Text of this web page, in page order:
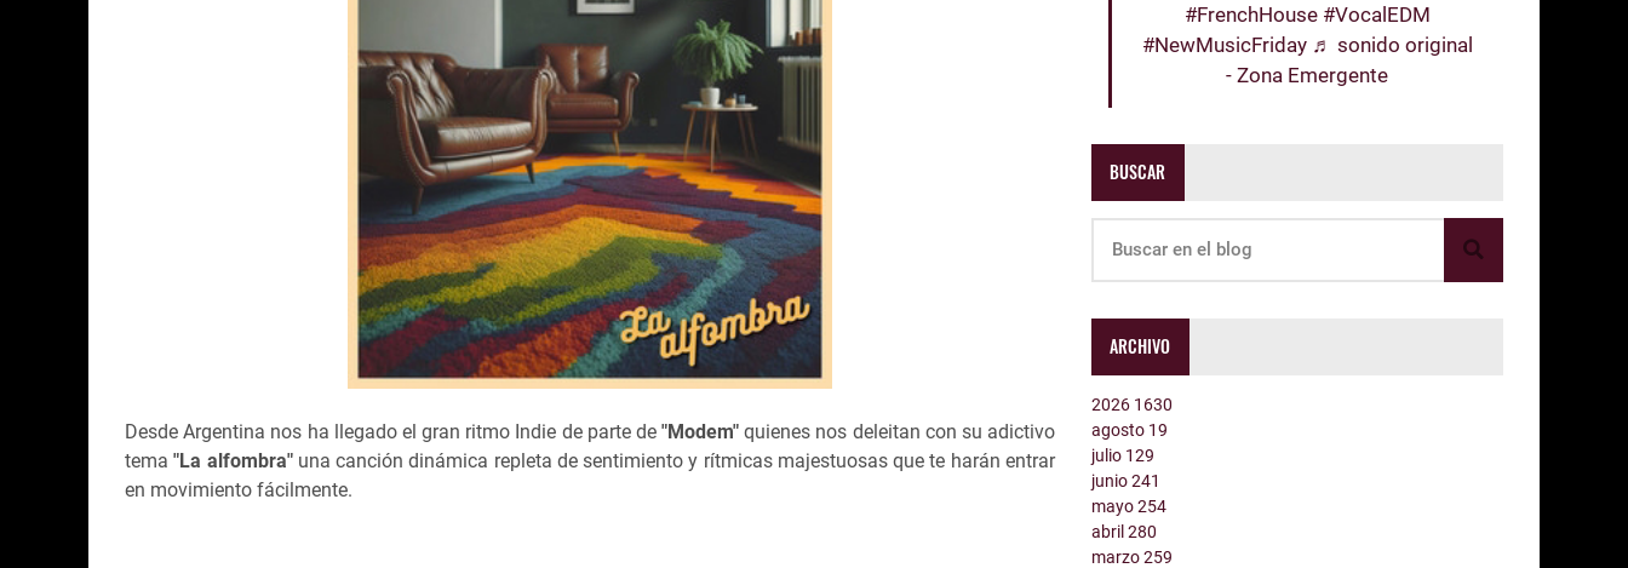
Desde Argentina nos ha llegado el gran ritmo Indie de parte de "Modem"quienes nos deleitan con su adictivo
tema"La alfombra" una canción dinámica repleta de sentimiento y rítmicas majestuosas que te harán entrar
en movimiento fácilmente.
#FrenchHouse #VocalEDM
#NewMusicFriday ♬ sonido original
- Zona Emergente
BUSCAR
ARCHIVO
2026 1630
agosto 19
julio 129
junio241
mayo254
abril280
marzo259